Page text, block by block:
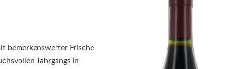
bemerkenswerter Frische
Jahrgangs in